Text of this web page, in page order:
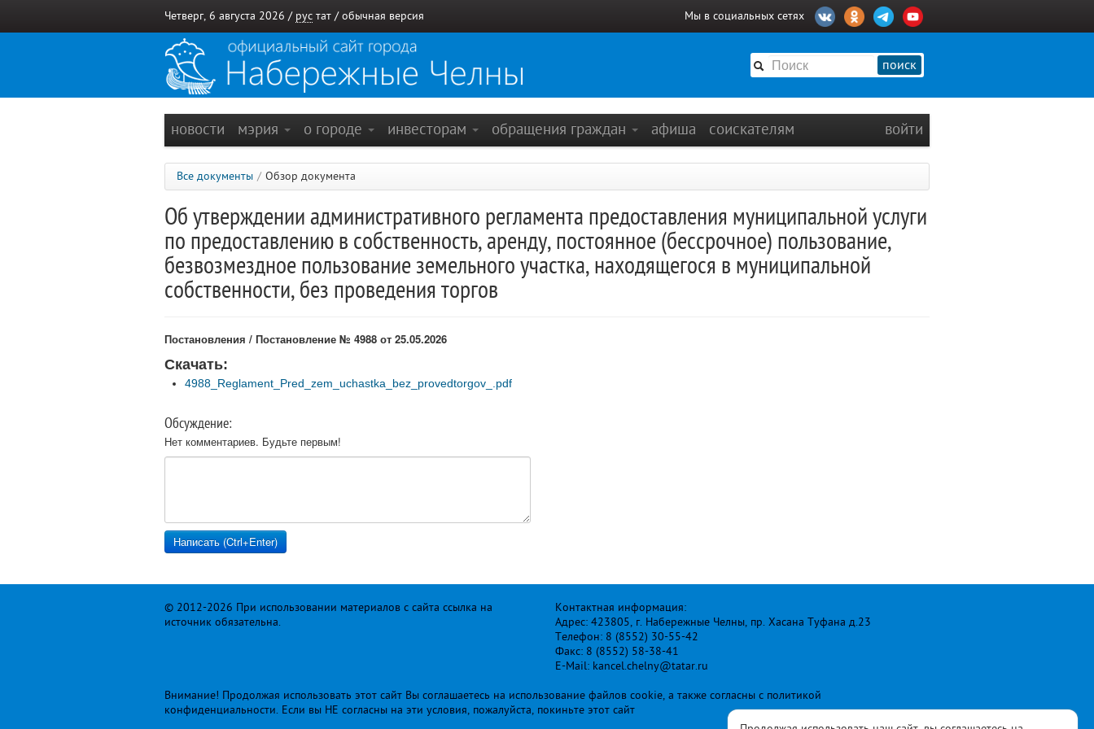
Четверг, 6 августа 2026 / рус тат / обычная версия Мы в социальных сетях
поиск
новости мэрия о городе инвесторам обращения граждан афиша соискателям войти
Все документы / Обзор документа
Об утверждении административного регламента предоставления муниципальной услуги
по предоставлению в собственность, аренду, постоянное (бессрочное) пользование,
безвозмездное пользование земельного участка, находящегося в муниципальной
собственности, без проведения торгов
Постановления / Постановление № 4988 от 25.05.2026
Скачать:
4988_Reglament_Pred_zem_uchastka_bez_provedtorgov_.pdf
Обсуждение:
Нет комментариев. Будьте первым!
© 2012-2026 При использовании материалов с сайта ссылка на
источник обязательна.
Контактная информация:
Адрес: 423805, г. Набережные Челны, пр. Хасана Туфана д.23
Телефон: 8 (8552) 30-55-42
Факс: 8 (8552) 58-38-41
E-Mail: kancel.chelny@tatar.ru
Внимание! Продолжая использовать этот сайт Вы соглашаетесь на использование файлов cookie, а также согласны с политикой
конфиденциальности. Если вы НЕ согласны на эти условия, пожалуйста, покиньте этот сайт